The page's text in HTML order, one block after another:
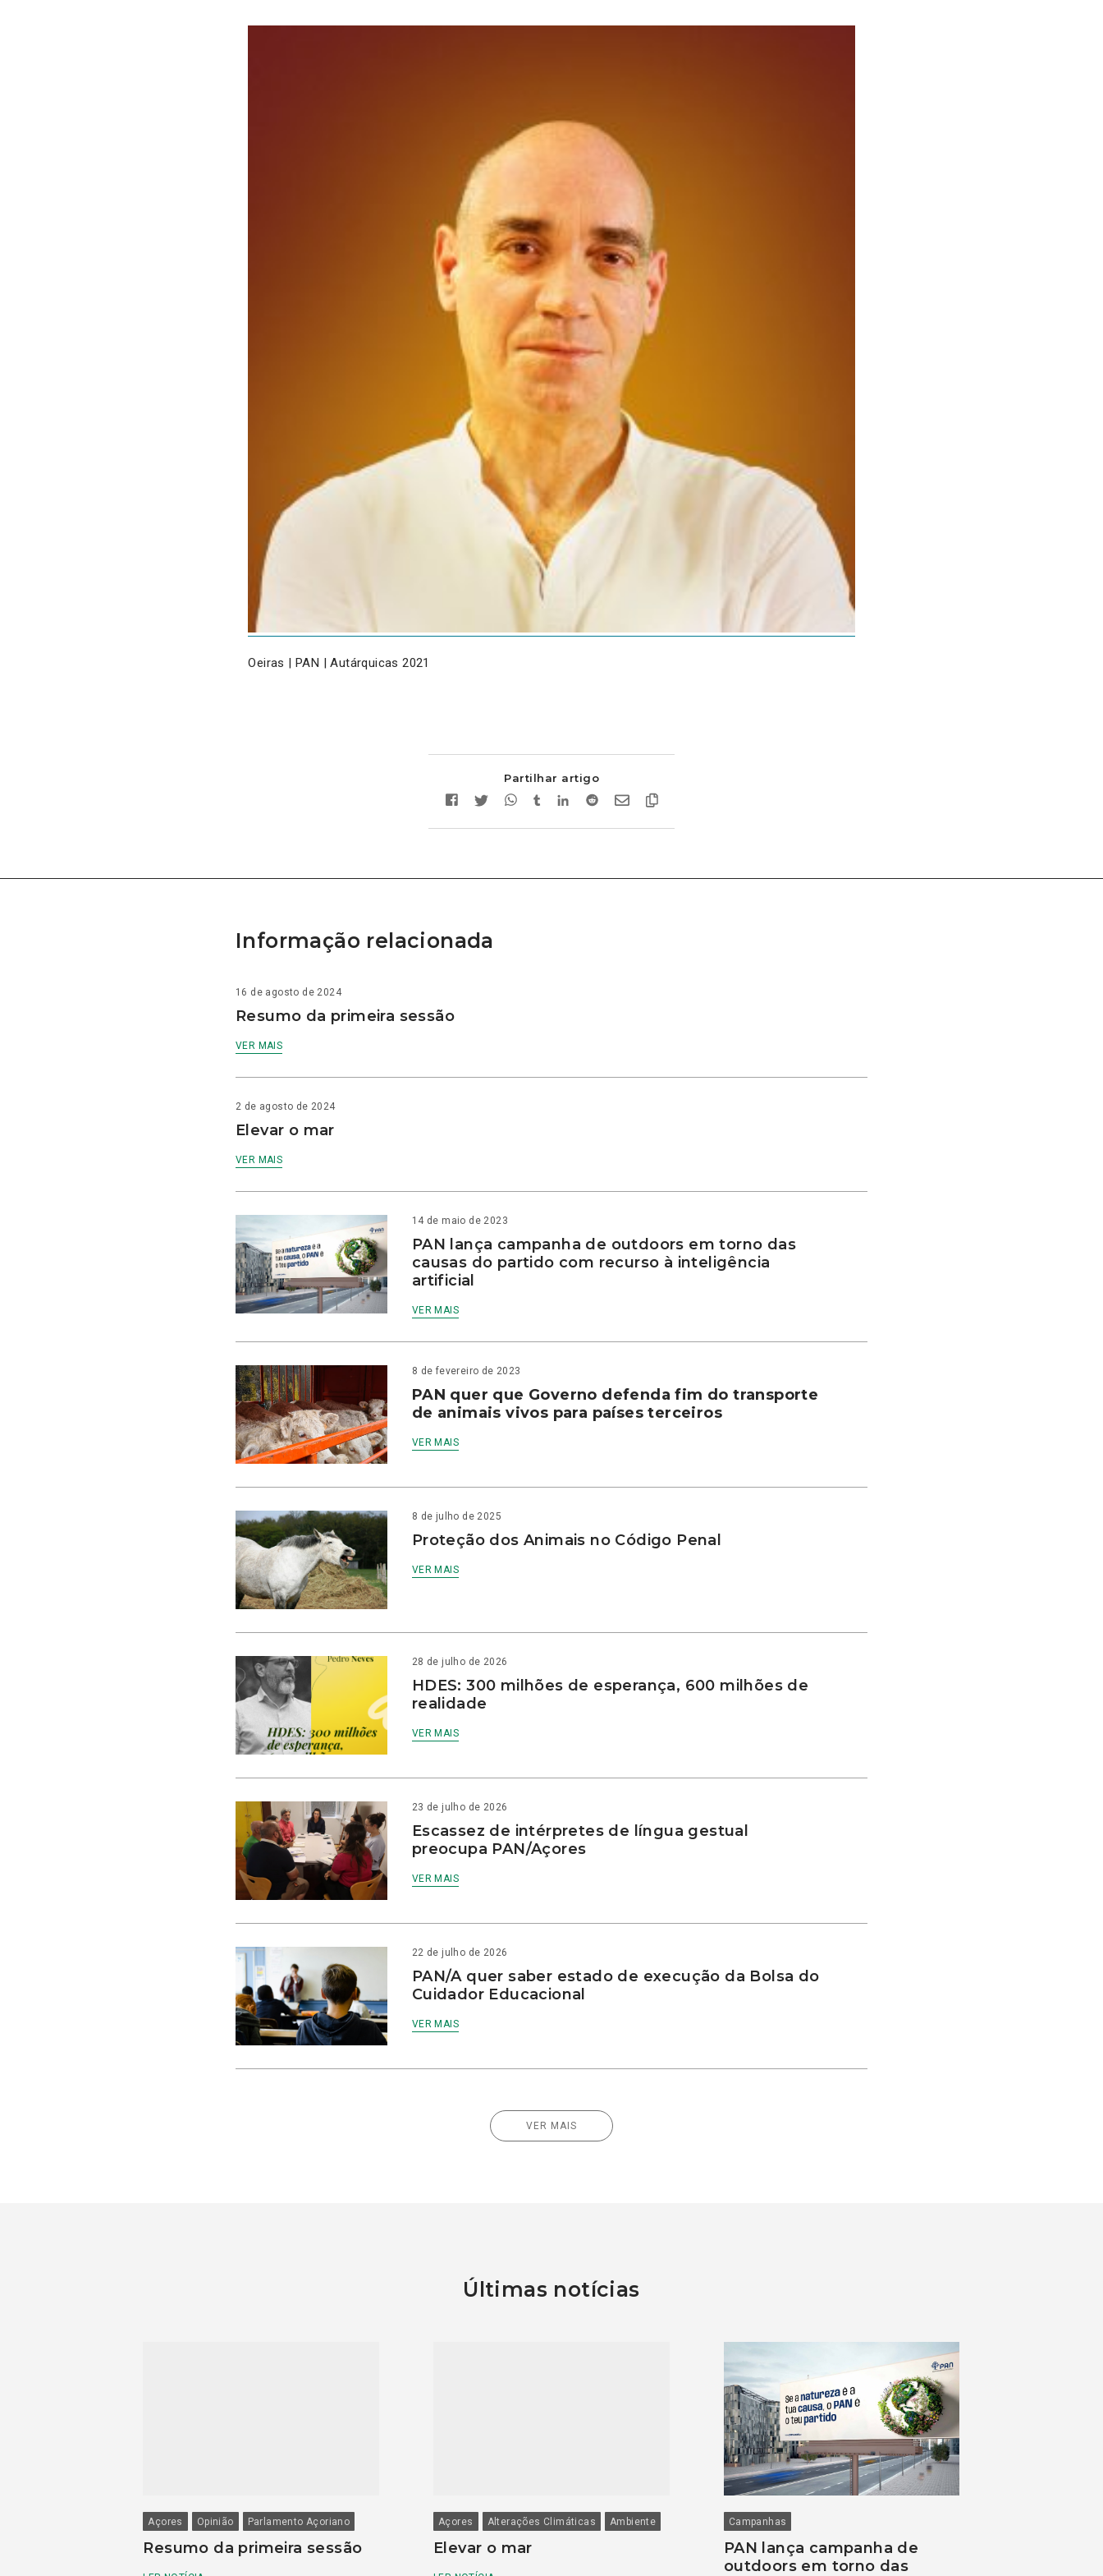
Oeiras | PAN | Autárquicas 2021
Partilhar artigo
Informação relacionada
16 de agosto de 2024
Resumo da primeira sessão
VER MAIS
2 de agosto de 2024
Elevar o mar
VER MAIS
14 de maio de 2023
PAN lança campanha de outdoors em torno das
causas do partido com recurso à inteligência
artificial
VER MAIS
8 de fevereiro de 2023
PAN quer que Governo defenda fim do transporte
de animais vivos para países terceiros
VER MAIS
8 de julho de 2025
Proteção dos Animais no Código Penal
VER MAIS
28 de julho de 2026
HDES: 300 milhões de esperança, 600 milhões de
realidade
VER MAIS
23 de julho de 2026
Escassez de intérpretes de língua gestual
preocupa PAN/Açores
VER MAIS
22 de julho de 2026
PAN/A quer saber estado de execução da Bolsa do
Cuidador Educacional
VER MAIS
VER MAIS
Últimas notícias
Açores Opinião Parlamento Açoriano
Resumo da primeira sessão
Açores Alterações Climáticas Ambiente
Elevar o mar
Campanhas
PAN lança campanha de
outdoors em torno das